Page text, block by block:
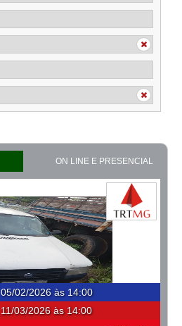
ON LINE E PRESENCIAL
05/02/2026 às 14:00
11/03/2026 às 14:00